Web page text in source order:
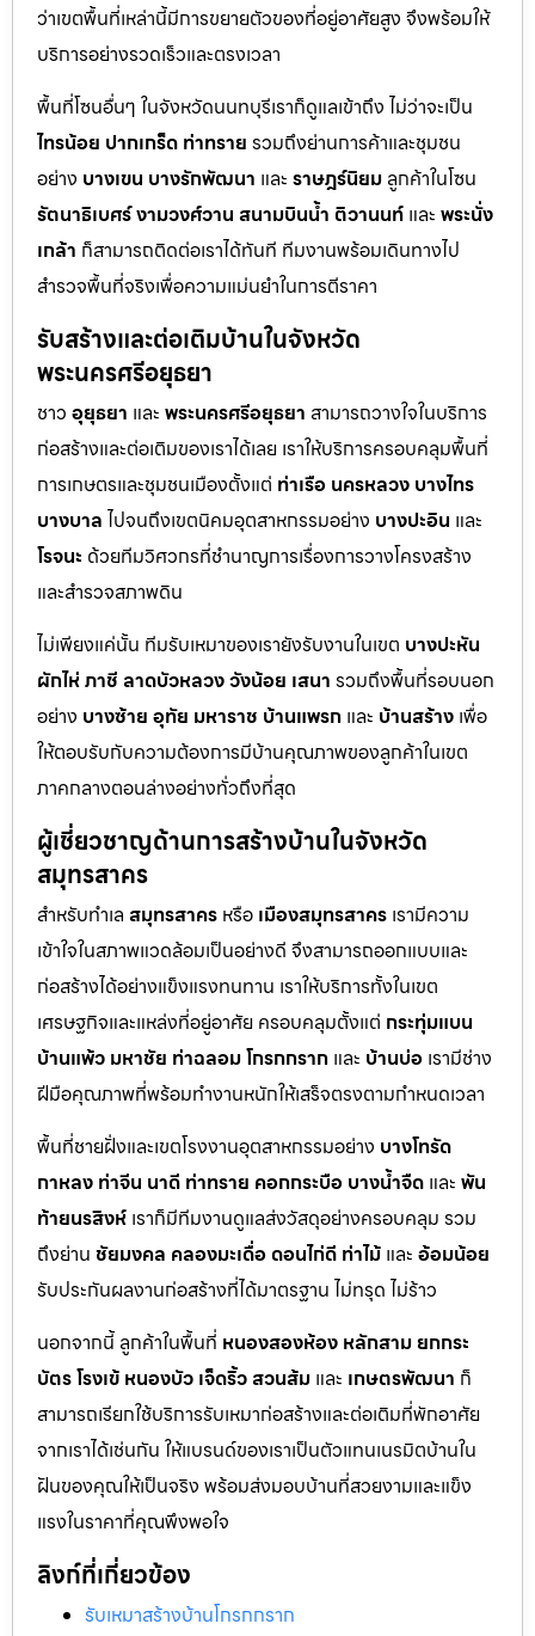
ว่าเขตพื้นที่เหล่านี้มีการขยายตัวของที่อยู่อาศัยสูง จึงพร้อมให้
บริการอย่างรวดเร็วและตรงเวลา
พื้นที่โซนอื่นๆ ในจังหวัดนนทบุรีเราก็ดูแลเข้าถึง ไม่ว่าจะเป็น
ไทรน้อย ปากเกร็ด ท่าทราย รวมถึงย่านการค้าและชุมชน
อย่าง บางเขน บางรักพัฒนา และ ราษฎร์นิยม ลูกค้าในโซน
รัตนาธิเบศร์งามวงศ์วาน สนามบินน้ำ ติวานนท์ และ พระนั่ง
เกล้า ก็สามารถติดต่อเราได้ทันที ทีมงานพร้อมเดินทางไป
สำรวจพื้นที่จริงเพื่อความแม่นยำในการตีราคา
รับสร้างและต่อเติมบ้านในจังหวัด
พระนครศรีอยุธยา
ชาว อุยุธยา และ พระนครศรีอยุธยา สามารถวางใจในบริการ
ก่อสร้างและต่อเติมของเราได้เลย เราให้บริการครอบคลุมพื้นที่
การเกษตรและชุมชนเมืองตั้งแต่ ท่าเรือ นครหลวง บางไทร
บางบาล ไปจนถึงเขตนิคมอุตสาหกรรมอย่าง บางปะอิน และ
โรจนะ ด้วยทีมวิศวกรที่ชำนาญการเรื่องการวางโครงสร้าง
และสำรวจสภาพดิน
ไม่เพียงแค่นั้น ทีมรับเหมาของเรายังรับงานในเขต บางปะหัน
ผักไห่ภาชี ลาดบัวหลวงวังน้อย เสนา รวมถึงพื้นที่รอบนอก
อย่าง บางซ้าย อุทัย มหาราช บ้านแพรก และ บ้านสร้าง เพื่อ
ให้ตอบรับกับความต้องการมีบ้านคุณภาพของลูกค้าในเขต
ภาคกลางตอนล่างอย่างทั่วถึงที่สุด
ผู้เชี่ยวชาญด้านการสร้างบ้านในจังหวัด
สมุทรสาคร
สำหรับทำเล สมุทรสาคร หรือ เมืองสมุทรสาคร เรามีความ
เข้าใจในสภาพแวดล้อมเป็นอย่างดี จึงสามารถออกแบบและ
ก่อสร้างได้อย่างแข็งแรงทนทาน เราให้บริการทั้งในเขต
เศรษฐกิจและแหล่งที่อยู่อาศัย ครอบคลุมตั้งแต่ กระทุ่มแบน
บ้านแพ้ว มหาชัย ท่าฉลอมโกรกกราก และ บ้านบ่อ เรามีช่าง
ฝีมือคุณภาพที่พร้อมทำงานหนักให้เสร็จตรงตามกำหนดเวลา
พื้นที่ชายฝั่งและเขตโรงงานอุตสาหกรรมอย่าง บางโทรัด
กาหลง ท่าจีน นาดี ท่าทราย คอกกระบือ บางน้ำจืด และ พัน
ท้ายนรสิงห์ เราก็มีทีมงานดูแลส่งวัสดุอย่างครอบคลุม รวม
ถึงย่าน ชัยมงคล คลองมะเดื่อ ดอนไก่ดี ท่าไม้ และ อ้อมน้อย
รับประกันผลงานก่อสร้างที่ได้มาตรฐาน ไม่ทรุด ไม่ร้าว
นอกจากนี้ ลูกค้าในพื้นที่ หนองสองห้อง หลักสามยกกระ
บัตรโรงเข้ หนองบัว เจ็ดริ้วสวนส้ม และ เกษตรพัฒนา ก็
สามารถเรียกใช้บริการรับเหมาก่อสร้างและต่อเติมที่พักอาศัย
จากเราได้เช่นกัน ให้แบรนด์ของเราเป็นตัวแทนเนรมิตบ้านใน
ฝันของคุณให้เป็นจริง พร้อมส่งมอบบ้านที่สวยงามและแข็ง
แรงในราคาที่คุณพึงพอใจ
ลิงก์ที่เกี่ยวข้อง
รับเหมาสร้างบ้านโกรกกราก